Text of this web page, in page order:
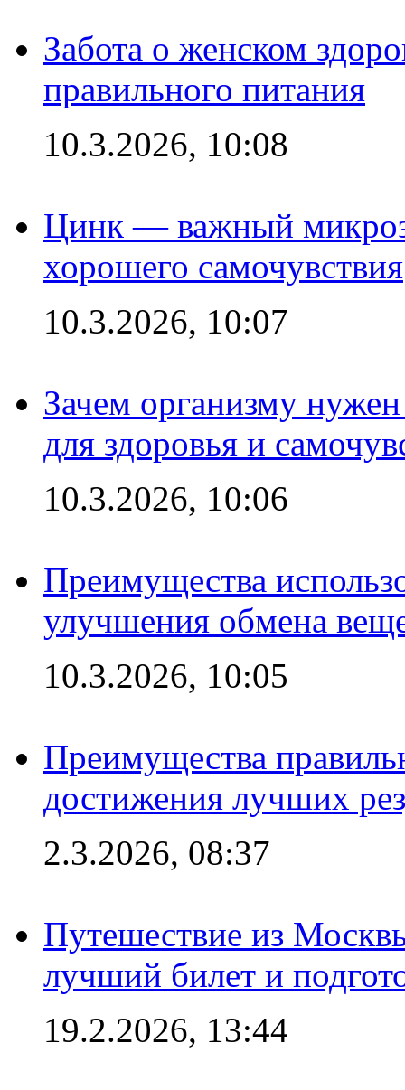
Забота о женском
правильного питания
10.3.2026, 10:08
Цинк — важный
хорошего самочувствия
10.3.2026, 10:07
Зачем организму
для здоровья и
10.3.2026, 10:06
Преимущества
улучшения обмена
10.3.2026, 10:05
Преимущества
достижения лучших
2.3.2026, 08:37
Путешествие из
лучший билет и
19.2.2026, 13:44